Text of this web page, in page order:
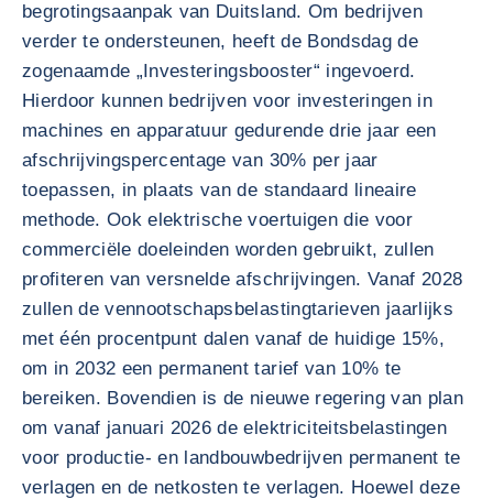
begrotingsaanpak van Duitsland. Om bedrijven
verder te ondersteunen, heeft de Bondsdag de
zogenaamde „Investeringsbooster“ ingevoerd.
Hierdoor kunnen bedrijven voor investeringen in
machines en apparatuur gedurende drie jaar een
afschrijvingspercentage van 30% per jaar
toepassen, in plaats van de standaard lineaire
methode. Ook elektrische voertuigen die voor
commerciële doeleinden worden gebruikt, zullen
profiteren van versnelde afschrijvingen. Vanaf 2028
zullen de vennootschapsbelastingtarieven jaarlijks
met één procentpunt dalen vanaf de huidige 15%,
om in 2032 een permanent tarief van 10% te
bereiken. Bovendien is de nieuwe regering van plan
om vanaf januari 2026 de elektriciteitsbelastingen
voor productie- en landbouwbedrijven permanent te
verlagen en de netkosten te verlagen. Hoewel deze